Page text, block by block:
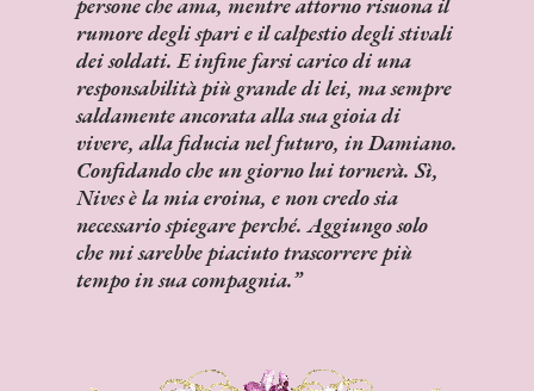
rumore degli spari e il calpestio degli stivali
dei soldati. E infine farsi carico di una
responsabilità più grande di lei, ma sempre
saldamente ancorata alla sua gioia di
vivere, alla fiducia nel futuro, in Damiano.
Confidando che un giorno lui tornerà. Sì,
Nives è la mia eroina, e non credo sia
necessario spiegare perché. Aggiungo solo
che mi sarebbe piaciuto trascorrere più
tempo in sua compagnia.